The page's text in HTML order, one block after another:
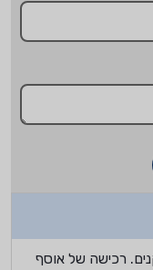
רכישה של אוסף